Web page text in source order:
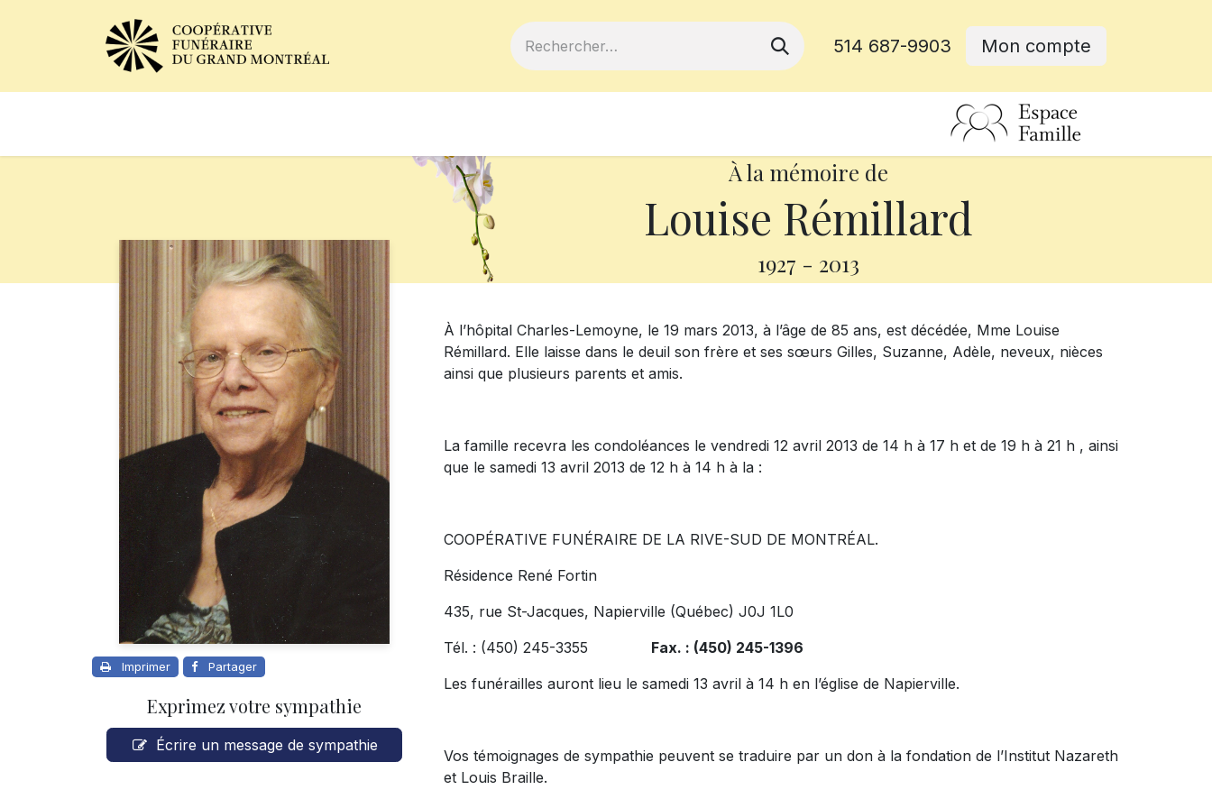
514 687-9903 Mon compte
À la mémoire de
Louise Rémillard
1927 - 2013
Imprimer Partager
Exprimez votre sympathie
Écrire un message de sympathie
À l’hôpital Charles-Lemoyne, le 19 mars 2013, à l’âge de 85 ans, est décédée, Mme Louise
Rémillard. Elle laisse dans le deuil son frère et ses sœurs Gilles, Suzanne, Adèle, neveux, nièces
ainsi que plusieurs parents et amis.
La famille recevra les condoléances le vendredi 12 avril 2013 de 14 h à 17 h et de 19 h à 21 h , ainsi
que le samedi 13 avril 2013 de 12 h à 14 h à la :
COOPÉRATIVE FUNÉRAIRE DE LA RIVE-SUD DE MONTRÉAL.
Résidence René Fortin
435, rue St-Jacques, Napierville (Québec) J0J 1L0
Tél. : (450) 245-3355 Fax. : (450) 245-1396
Les funérailles auront lieu le samedi 13 avril à 14 h en l’église de Napierville.
Vos témoignages de sympathie peuvent se traduire par un don à la fondation de l’Institut Nazareth
et Louis Braille.